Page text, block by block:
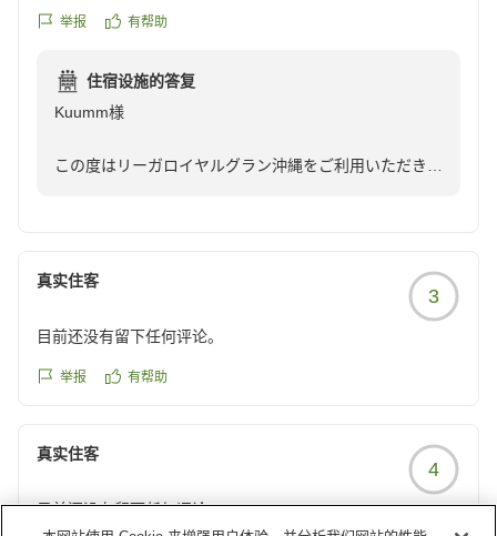
快適な滞在、ありがとうございました。
他の画像やクチコミの詳細はこちらから
reviewId=33123478163783
橋駅」直結という立地も、快適なご滞在の一助となりま
今回、お母様にもお喜びいただけたとのこと、大変光栄
に存じます。今回いただいた温かいお言葉を励みに、次
サービスの向上に努めてまいります。
チェックイン時の対応も大変丁寧で、お部屋も家族三人で狭
した。
朝食の品揃えも良く、直ぐに補充もされておりとても美味し
期待される方には向いていないかもしれませんが、ホテルの
https://review.travel.rakuten.co.jp/hotel/voice/136808?
举报 有帮助
住宿设施的答复
Kuumm様
この度はリーガロイヤルグラン沖縄をご利用いただき、
石垣島へご出発前の大切なご滞在先として当ホテルをお
選びいただき、快適にお過ごしいただけたとのこと、大
変嬉しく拝見いたしました。
ゆいレール旭橋駅直結という立地や、空港・国際通りへ
お寄せいただき、スタッフ一同大変励みになります。
また、朝食につきましても、品揃えや補充、味わいにご
真实住客
3
目前还没有留下任何评论。
举报 有帮助
真实住客
4
目前还没有留下任何评论。